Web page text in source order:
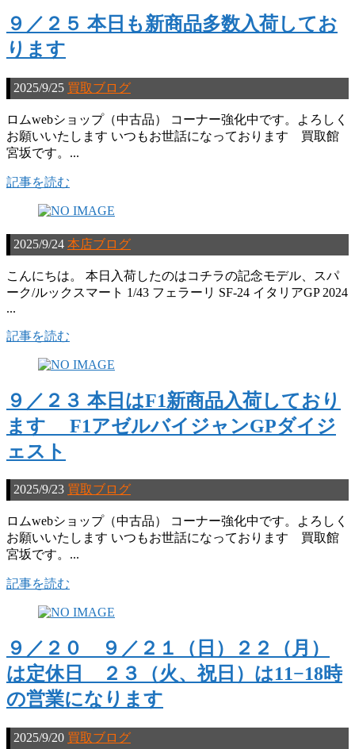
９／２５ 本日も新商品多数入荷してお
ります
2025/9/25 買取ブログ
ロムwebショップ（中古品） コーナー強化中です。よろしく
お願いいたします いつもお世話になっております 買取館
宮坂です。...
記事を読む
2025/9/24 本店ブログ
こんにちは。 本日入荷したのはコチラの記念モデル、スパ
ーク/ルックスマート 1/43 フェラーリ SF-24 イタリアGP 2024
...
記事を読む
９／２３ 本日はF1新商品入荷しており
ます F1アゼルバイジャンGPダイジ
ェスト
2025/9/23 買取ブログ
ロムwebショップ（中古品） コーナー強化中です。よろしく
お願いいたします いつもお世話になっております 買取館
宮坂です。...
記事を読む
９／２０ ９／２１（日）２２（月）
は定休日 ２３（火、祝日）は11−18時
の営業になります
2025/9/20 買取ブログ